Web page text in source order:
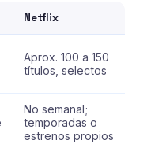
Netflix
Aprox. 100 a 150
títulos, selectos
No semanal;
temporadas o
estrenos propios